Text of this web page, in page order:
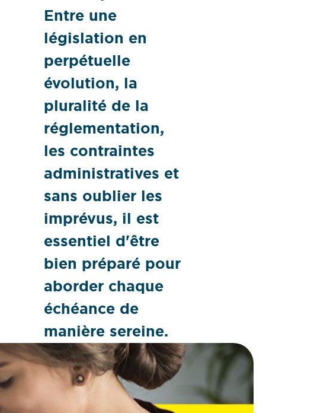
Entre une
législation en
perpétuelle
évolution, la
pluralité de la
réglementation,
les contraintes
administratives et
sans oublier les
imprévus, il est
essentiel d'être
bien préparé pour
aborder chaque
échéance de
manière sereine.